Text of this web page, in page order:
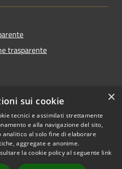
trasparente
Copyright © 2026 • Comune di
Danta di Cadore • Powered by
×
sui cookie
tecnici e assimilati strettamente
e alla navigazione del sito,
analitico al solo fine di elaborare
aggregate e anonime.
la cookie policy al seguente link